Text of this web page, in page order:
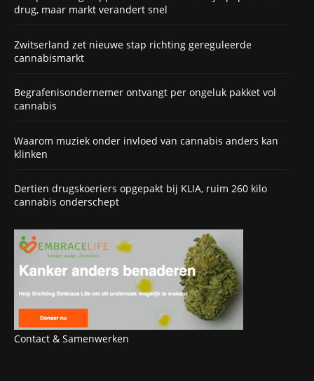
drug, maar markt verandert snel
Zwitserland zet nieuwe stap richting gereguleerde
cannabismarkt
Begrafenisondernemer ontvangt per ongeluk pakket vol
cannabis
Waarom muziek onder invloed van cannabis anders kan
klinken
Dertien drugskoeriers opgepakt bij KLIA, ruim 260 kilo
cannabis onderschept
Contact & Samenwerken